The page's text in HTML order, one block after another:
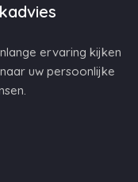
ervaring kijken
uw persoonlijke